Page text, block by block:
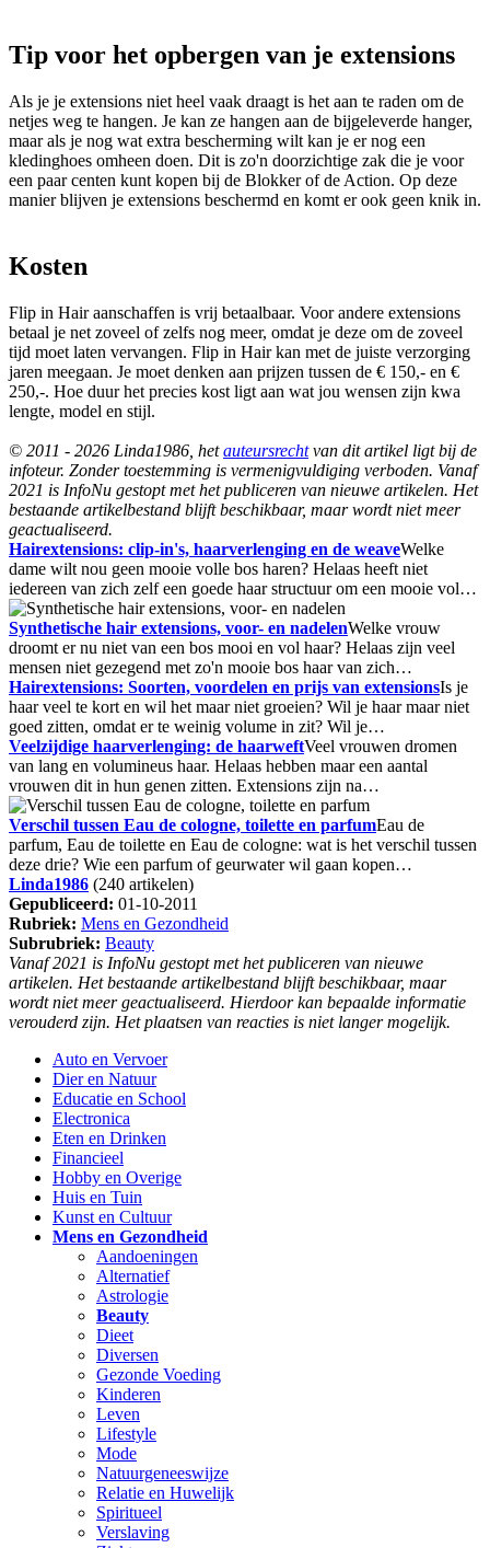
Tip voor het opbergen van je extensions
Als je je extensions niet heel vaak draagt is het aan te raden om de
netjes weg te hangen. Je kan ze hangen aan de bijgeleverde hanger,
maar als je nog wat extra bescherming wilt kan je er nog een
kledinghoes omheen doen. Dit is zo'n doorzichtige zak die je voor
een paar centen kunt kopen bij de Blokker of de Action. Op deze
manier blijven je extensions beschermd en komt er ook geen knik in.
Kosten
Flip in Hair aanschaffen is vrij betaalbaar. Voor andere extensions
betaal je net zoveel of zelfs nog meer, omdat je deze om de zoveel
tijd moet laten vervangen. Flip in Hair kan met de juiste verzorging
jaren meegaan. Je moet denken aan prijzen tussen de € 150,- en €
250,-. Hoe duur het precies kost ligt aan wat jou wensen zijn kwa
lengte, model en stijl.
© 2011 - 2026 Linda1986, hetauteursrechtvan dit artikel ligt bij de
infoteur. Zonder toestemming is vermenigvuldiging verboden. Vanaf
2021 is InfoNu gestopt met het publiceren van nieuwe artikelen. Het
bestaande artikelbestand blijft beschikbaar, maar wordt niet meer
geactualiseerd.
Hairextensions: clip-in's, haarverlenging en de weaveWelke
dame wilt nou geen mooie volle bos haren? Helaas heeft niet
iedereen van zich zelf een goede haar structuur om een mooie vol…
Synthetische hair extensions, voor- en nadelenWelke vrouw
droomt er nu niet van een bos mooi en vol haar? Helaas zijn veel
mensen niet gezegend met zo'n mooie bos haar van zich…
Hairextensions: Soorten, voordelen en prijs van extensionsIs je
haar veel te kort en wil het maar niet groeien? Wil je haar maar niet
goed zitten, omdat er te weinig volume in zit? Wil je…
Veelzijdige haarverlenging: de haarweftVeel vrouwen dromen
van lang en volumineus haar. Helaas hebben maar een aantal
vrouwen dit in hun genen zitten. Extensions zijn na…
Verschil tussen Eau de cologne, toilette en parfumEau de
parfum, Eau de toilette en Eau de cologne: wat is het verschil tussen
deze drie? Wie een parfum of geurwater wil gaan kopen…
Linda1986 (240 artikelen)
Gepubliceerd: 01-10-2011
Rubriek: Mens en Gezondheid
Subrubriek: Beauty
Vanaf 2021 is InfoNu gestopt met het publiceren van nieuwe
artikelen. Het bestaande artikelbestand blijft beschikbaar, maar
wordt niet meer geactualiseerd. Hierdoor kan bepaalde informatie
verouderd zijn. Het plaatsen van reacties is niet langer mogelijk.
Auto en Vervoer
Dier en Natuur
Educatie en School
Electronica
Eten en Drinken
Financieel
Hobby en Overige
Huis en Tuin
Kunst en Cultuur
Mens en Gezondheid
Aandoeningen
Alternatief
Astrologie
Beauty
Dieet
Diversen
Gezonde Voeding
Kinderen
Leven
Lifestyle
Mode
Natuurgeneeswijze
Relatie en Huwelijk
Spiritueel
Verslaving